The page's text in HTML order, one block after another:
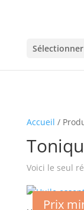
Accueil /
Voici le seul
Prix